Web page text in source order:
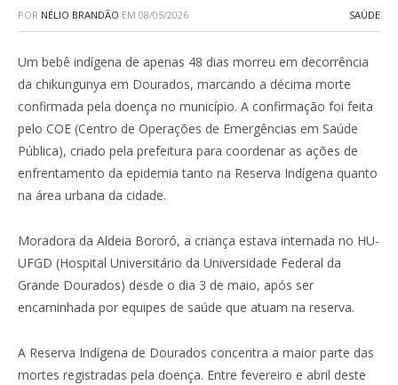
POR NÉLIO BRANDÃO EM 08/05/2026 SAÚDE
Um bebê indígena de apenas 48 dias morreu em decorrência
da chikungunya em Dourados, marcando a décima morte
confirmada pela doença no município. A confirmação foi feita
pelo COE (Centro de Operações de Emergências em Saúde
Pública), criado pela prefeitura para coordenar as ações de
enfrentamento da epidemia tanto na Reserva Indígena quanto
na área urbana da cidade.
Moradora da Aldeia Bororó, a criança estava internada no HU-
UFGD (Hospital Universitário da Universidade Federal da
Grande Dourados) desde o dia 3 de maio, após ser
encaminhada por equipes de saúde que atuam na reserva.
A Reserva Indígena de Dourados concentra a maior parte das
mortes registradas pela doença. Entre fevereiro e abril deste